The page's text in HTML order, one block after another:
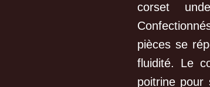
corset
pièces se
fluidité. Le
poitrine pour